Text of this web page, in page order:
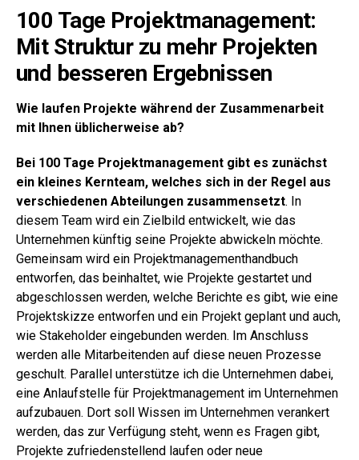
100 Tage Projektmanagement:
Mit Struktur zu mehr Projekten
und besseren Ergebnissen
Wie laufen Projekte während der Zusammenarbeit
mit Ihnen üblicherweise ab?
Bei 100 Tage Projektmanagement gibt es zunächst
ein kleines Kernteam, welches sich in der Regel aus
verschiedenen Abteilungen zusammensetzt. In
diesem Team wird ein Zielbild entwickelt, wie das
Unternehmen künftig seine Projekte abwickeln möchte.
Gemeinsam wird ein Projektmanagementhandbuch
entworfen, das beinhaltet, wie Projekte gestartet und
abgeschlossen werden, welche Berichte es gibt, wie eine
Projektskizze entworfen und ein Projekt geplant und auch,
wie Stakeholder eingebunden werden. Im Anschluss
werden alle Mitarbeitenden auf diese neuen Prozesse
geschult. Parallel unterstütze ich die Unternehmen dabei,
eine Anlaufstelle für Projektmanagement im Unternehmen
aufzubauen. Dort soll Wissen im Unternehmen verankert
werden, das zur Verfügung steht, wenn es Fragen gibt,
Projekte zufriedenstellend laufen oder neue